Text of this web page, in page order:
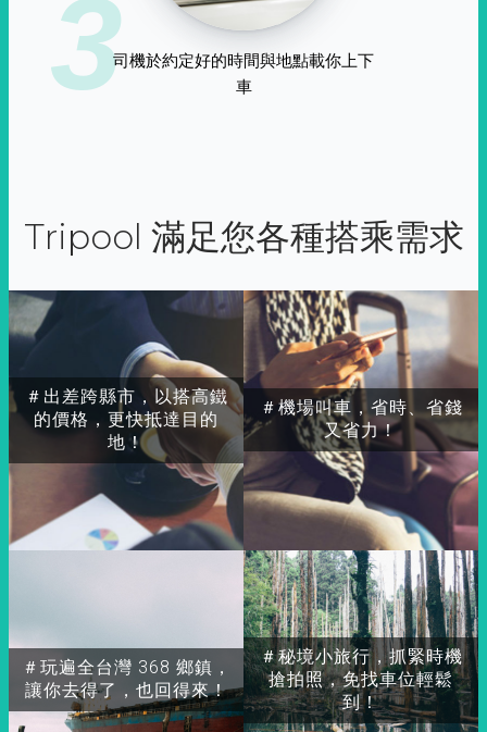
3司機於約定好的時間與地點載你上下
車
Tripool 滿足您各種搭乘需求
＃出差跨縣市，以搭高鐵
的價格，更快抵達目的
地！
＃玩遍全台灣 368 鄉鎮，
讓你去得了，也回得來！
＃秘境小旅行，抓緊時機
搶拍照，免找車位輕鬆
到！
＃機場叫車，省時、省錢
又省力！